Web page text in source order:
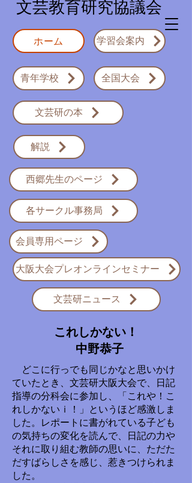
​文芸教育研究協議会
解説
文芸研の本
各サークル事務局
全国大会
ホーム 学習会案内
青年学校
会員専用ページ
西郷先生のページ
大阪大会プレオンラインセミナー
文芸研ニュース
これしかない！
中野恭子
どこに行っでも同じかなと思いかけ
ていたとき、文芸研大阪大会で、日記
指導の分科会に参加し、「これや！こ
れしかないｉ！」というほど感激しま
した。レポートに書がれている子ども
の気持ちの変化を読んで、日記の力や
それに取り組む教師の思いに、ただた
だすばらしさを感じ、惹きつけられま
した。